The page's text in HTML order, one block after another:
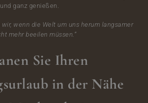
ganz genießen.
wir, wenn die Welt um uns herum langsamer
mehr beeilen müssen.“
Sie Ihren
in der Nähe